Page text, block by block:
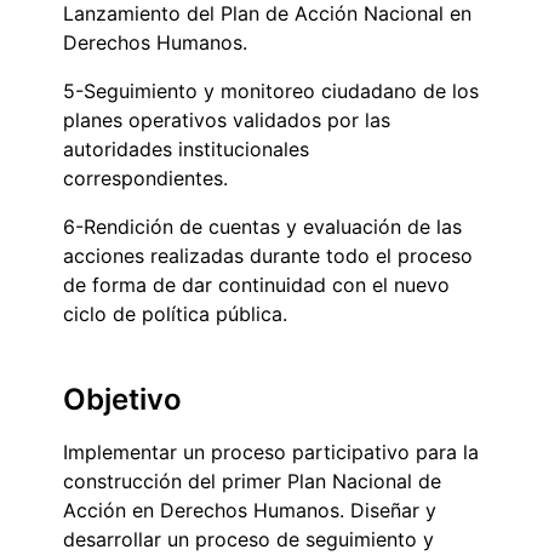
Lanzamiento del Plan de Acción Nacional en
Derechos Humanos.
5-Seguimiento y monitoreo ciudadano de los
planes operativos validados por las
autoridades institucionales
correspondientes.
6-Rendición de cuentas y evaluación de las
acciones realizadas durante todo el proceso
de forma de dar continuidad con el nuevo
ciclo de política pública.
Objetivo
Implementar un proceso participativo para la
construcción del primer Plan Nacional de
Acción en Derechos Humanos. Diseñar y
desarrollar un proceso de seguimiento y